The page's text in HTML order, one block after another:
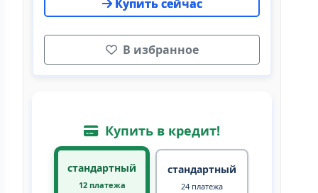
Купить сейчас
В избранное
Купить в кредит!
стандартный
12 платежа
стандартный
24 платежа